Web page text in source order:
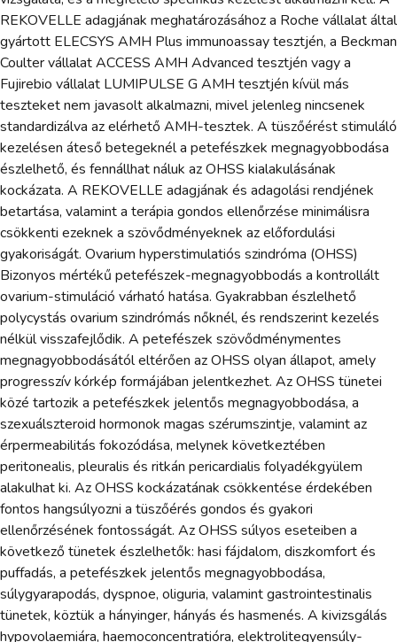
REKOVELLE adagjának meghatározásához a Roche vállalat által
gyártott ELECSYS AMH Plus immunoassay tesztjén, a Beckman
Coulter vállalat ACCESS AMH Advanced tesztjén vagy a
Fujirebio vállalat LUMIPULSE G AMH tesztjén kívül más
teszteket nem javasolt alkalmazni, mivel jelenleg nincsenek
standardizálva az elérhető AMH-tesztek. A tüszőérést stimuláló
kezelésen áteső betegeknél a petefészkek megnagyobbodása
észlelhető, és fennállhat náluk az OHSS kialakulásának
kockázata. A REKOVELLE adagjának és adagolási rendjének
betartása, valamint a terápia gondos ellenőrzése minimálisra
csökkenti ezeknek a szövődményeknek az előfordulási
gyakoriságát. Ovarium hyperstimulatiós szindróma (OHSS)
Bizonyos mértékű petefészek-megnagyobbodás a kontrollált
ovarium-stimuláció várható hatása. Gyakrabban észlelhető
polycystás ovarium szindrómás nőknél, és rendszerint kezelés
nélkül visszafejlődik. A petefészek szövődménymentes
megnagyobbodásától eltérően az OHSS olyan állapot, amely
progresszív kórkép formájában jelentkezhet. Az OHSS tünetei
közé tartozik a petefészkek jelentős megnagyobbodása, a
szexuálszteroid hormonok magas szérumszintje, valamint az
érpermeabilitás fokozódása, melynek következtében
peritonealis, pleuralis és ritkán pericardialis folyadékgyülem
alakulhat ki. Az OHSS kockázatának csökkentése érdekében
fontos hangsúlyozni a tüszőérés gondos és gyakori
ellenőrzésének fontosságát. Az OHSS súlyos eseteiben a
következő tünetek észlelhetők: hasi fájdalom, diszkomfort és
puffadás, a petefészkek jelentős megnagyobbodása,
súlygyarapodás, dyspnoe, oliguria, valamint gastrointestinalis
tünetek, köztük a hányinger, hányás és hasmenés. A kivizsgálás
hypovolaemiára, haemoconcentratióra, elektrolitegyensúly-